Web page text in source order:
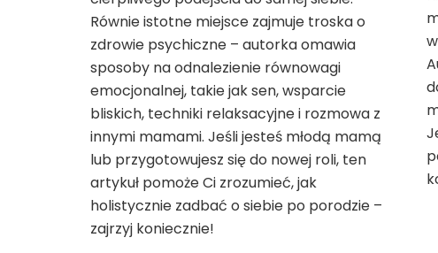
Równie istotne miejsce zajmuje troska o
zdrowie psychiczne – autorka omawia
sposoby na odnalezienie równowagi
emocjonalnej, takie jak sen, wsparcie
bliskich, techniki relaksacyjne i rozmowa z
innymi mamami. Jeśli jesteś młodą mamą
lub przygotowujesz się do nowej roli, ten
artykuł pomoże Ci zrozumieć, jak
holistycznie zadbać o siebie po porodzie –
zajrzyj koniecznie!